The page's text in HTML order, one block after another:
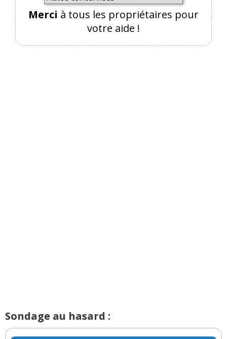
Merci à tous les propriétaires pour
votre aide !
Sondage au hasard :